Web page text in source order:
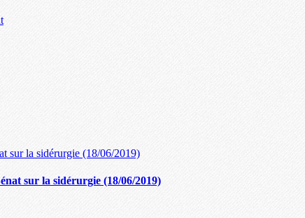
sur la sidérurgie (18/06/2019)